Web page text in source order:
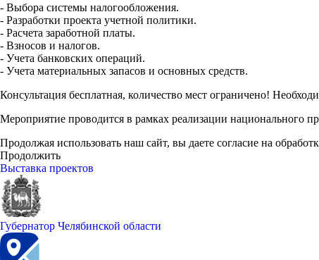
- Выбора системы налогообложения.
- Разработки проекта учетной политики.
- Расчета заработной платы.
- Взносов и налогов.
- Учета банковских операций.
- Учета материальных запасов и основных средств.
Консультация бесплатная, количество мест ограничено!
Мероприятие проводится в рамках реализации национального
Продолжая использовать наш сайт, вы даете согласие на
Продолжить
Выставка проектов
Губернатор Челябинской области